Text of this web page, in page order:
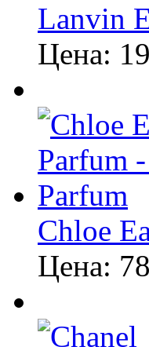
Lanvin
Цена:
Chloe
Цена: